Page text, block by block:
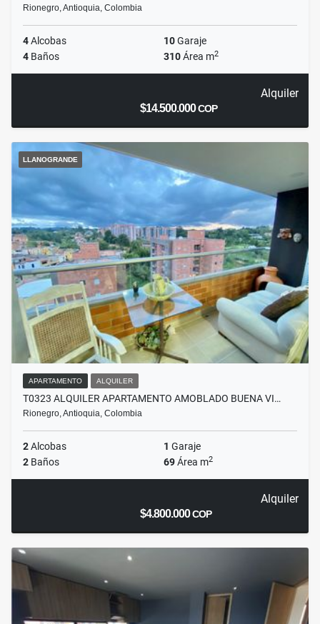
Rionegro, Antioquia, Colombia
4Alcobas 10Garaje
4 Baños 310Área m2
Alquiler
$14.500.000COP
LLANOGRANDE
APARTAMENTO ALQUILER
T0323 ALQUILER APARTAMENTO AMOBLADO BUENA VI…
Rionegro, Antioquia, Colombia
2Alcobas 1 Garaje
2 Baños 69Área m2
Alquiler
$4.800.000COP